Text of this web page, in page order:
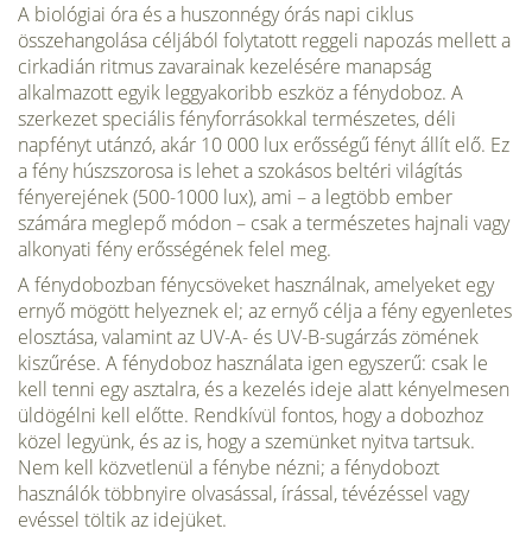
A biológiai óra és a huszonnégy órás napi ciklus
összehangolása céljából folytatott reggeli napozás mellett a
cirkadián ritmus zava­rainak kezelésére manapság
alkalmazott egyik leggyakoribb eszköz a fénydoboz. A
szerkezet speciális fényforrásokkal természetes, déli
napfényt utánzó, akár 10 000 lux erősségű fényt állít elő. Ez
a fény húsz­szorosa is lehet a szokásos beltéri világítás
fényerejének (500-1000 lux), ami – a legtöbb ember
számára meglepő módon – csak a termé­szetes hajnali vagy
alkonyati fény erősségének felel meg.
A fénydobozban fénycsöveket használnak, amelyeket egy
ernyő mö­gött helyeznek el; az ernyő célja a fény egyenletes
elosztása, valamint az UV-A- és UV-B-sugárzás zömének
kiszűrése. A fénydoboz használa­ta igen egyszerű: csak le
kell tenni egy asztalra, és a kezelés ideje alatt kényelmesen
üldögélni kell előtte. Rendkívül fontos, hogy a dobozhoz
közel legyünk, és az is, hogy a szemünket nyitva tartsuk.
Nem kell közvetlenül a fénybe nézni; a fénydobozt
használók többnyire olvasás­sal, írással, tévézéssel vagy
evéssel töltik az idejüket.